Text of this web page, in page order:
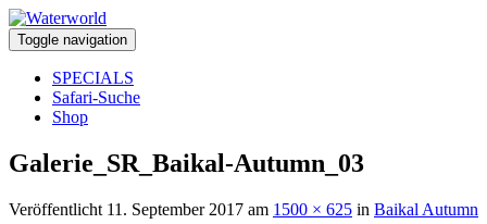
Toggle navigation
SPECIALS
Safari-Suche
Shop
Galerie_SR_Baikal-Autumn_03
Veröffentlicht 11. September 2017 am 1500 × 625 in Baikal Autumn